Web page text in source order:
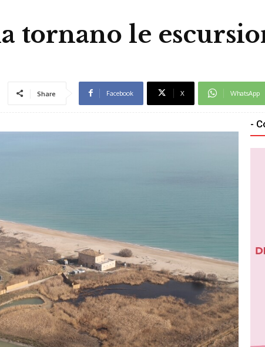
tornano le
Share Facebook X WhatsApp
-